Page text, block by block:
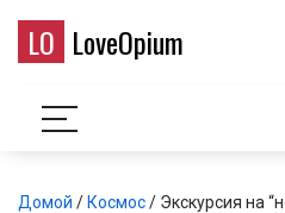
LO LoveOpium
Домой / Космос/ Экскурсия на